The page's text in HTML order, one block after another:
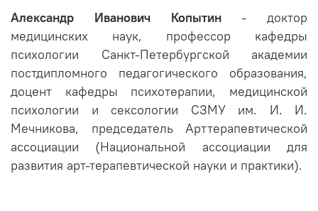
Александр Иванович Копытин- доктор
медицинских наук, профессор кафедры
психологии Санкт-Петербургской академии
постдипломного педагогического образования,
доцент кафедры психотерапии, медицинской
психологии и сексологии СЗМУ им. И. И.
Мечникова, председатель Арттерапевтической
ассоциации (Национальной ассоциации для
развития арт-терапевтической науки и практики).